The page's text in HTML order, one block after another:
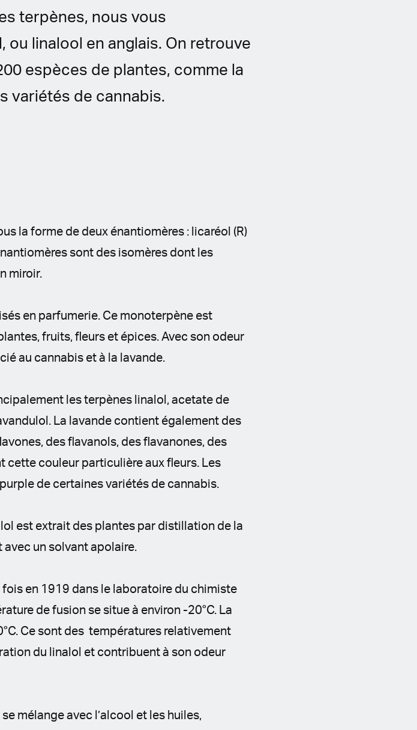
terpènes, nous vous
ou linalool en anglais. On retrouve
espèces de plantes, comme la
variétés de cannabis.
la forme de deux énantiomères : licaréol (R)
sont des isomères dont les
miroir.
en parfumerie. Ce monoterpène est
fruits, fleurs et épices. Avec son odeur
au cannabis et à la lavande.
les terpènes linalol, acetate de
La lavande contient également des
des flavanols, des flavanones, des
cette couleur particulière aux fleurs. Les
de certaines variétés de cannabis.
est extrait des plantes par distillation de la
avec un solvant apolaire.
en 1919 dans le laboratoire du chimiste
de fusion se situe à environ -20°C. La
Ce sont des températures relativement
du linalol et contribuent à son odeur
mélange avec l’alcool et les huiles,